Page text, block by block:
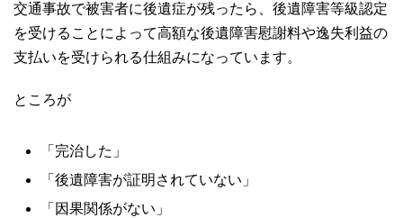
交通事故で被害者に後遺症が残ったら、後遺障害等級認定
を受けることによって高額な後遺障害慰謝料や逸失利益の
支払いを受けられる仕組みになっています。
ところが
「完治した」
「後遺障害が証明されていない」
「因果関係がない」